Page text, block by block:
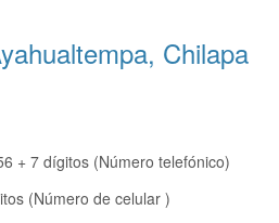
Chilapa
+ 7 dígitos (Número telefónico)
(Número de celular )